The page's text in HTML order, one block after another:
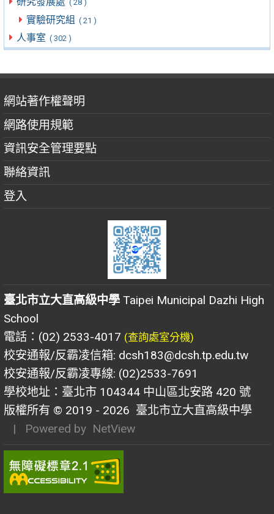
( 28 )
實驗研究組 ( 21 )
人事室 ( 302 )
網站著作權聲明
網路使用規範
資訊安全管理要點
聯絡資訊
登入
臺北市立大直高級中學 Taipei Municipal Dazhi High
School
電話：(02) 2533-4017 (查詢處室分機)
校安通報/反霸凌信箱: dcsh183@dcsh.tp.edu.tw
校安通報/反霸凌專線: (02)2533-7691
學校地址：臺北市 104344 中山區北安路 420 號
版權所有 © 2019 - 2026 臺北市立大直高級中學
| Powered by NetView